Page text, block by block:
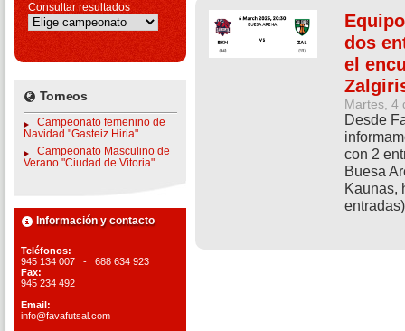
Consultar resultados
Torneos
Campeonato femenino de
Navidad "Gasteiz Hiria"
Campeonato Masculino de
Verano "Ciudad de Vitoria"
Información y contacto
Teléfonos:
945 134 007 - 688 634 923
Fax:
945 234 492
Email:
info@favafutsal.com
dos
el
Martes, 4
Desde
con 2
Buesa
Kaunas,